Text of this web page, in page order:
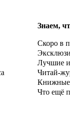
Знаем,
Скоро в
Лучшие
Читай-
Что ещё